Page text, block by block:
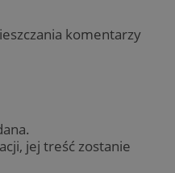
komentarzy
jej treść zostanie